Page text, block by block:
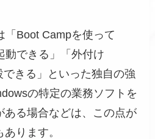
「Boot Campを使って
動できる」「外付け
きる」といった独自の強
の特定の業務ソフトを
ある場合などは、この点が
ります。